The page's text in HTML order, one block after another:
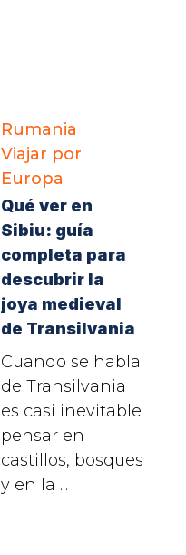
Rumania
Viajar por
Europa
Qué ver en
Sibiu: guía
completa para
descubrir la
joya medieval
de Transilvania
Cuando se habla
de Transilvania
es casi inevitable
pensar en
castillos, bosques
y en la ...